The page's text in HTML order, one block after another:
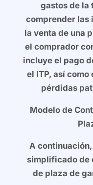
gastos de la
comprender las
la venta de una
el comprador
incluye el pago
el ITP, así
pérdidas
Modelo de
A
simplificado de
de plaza de